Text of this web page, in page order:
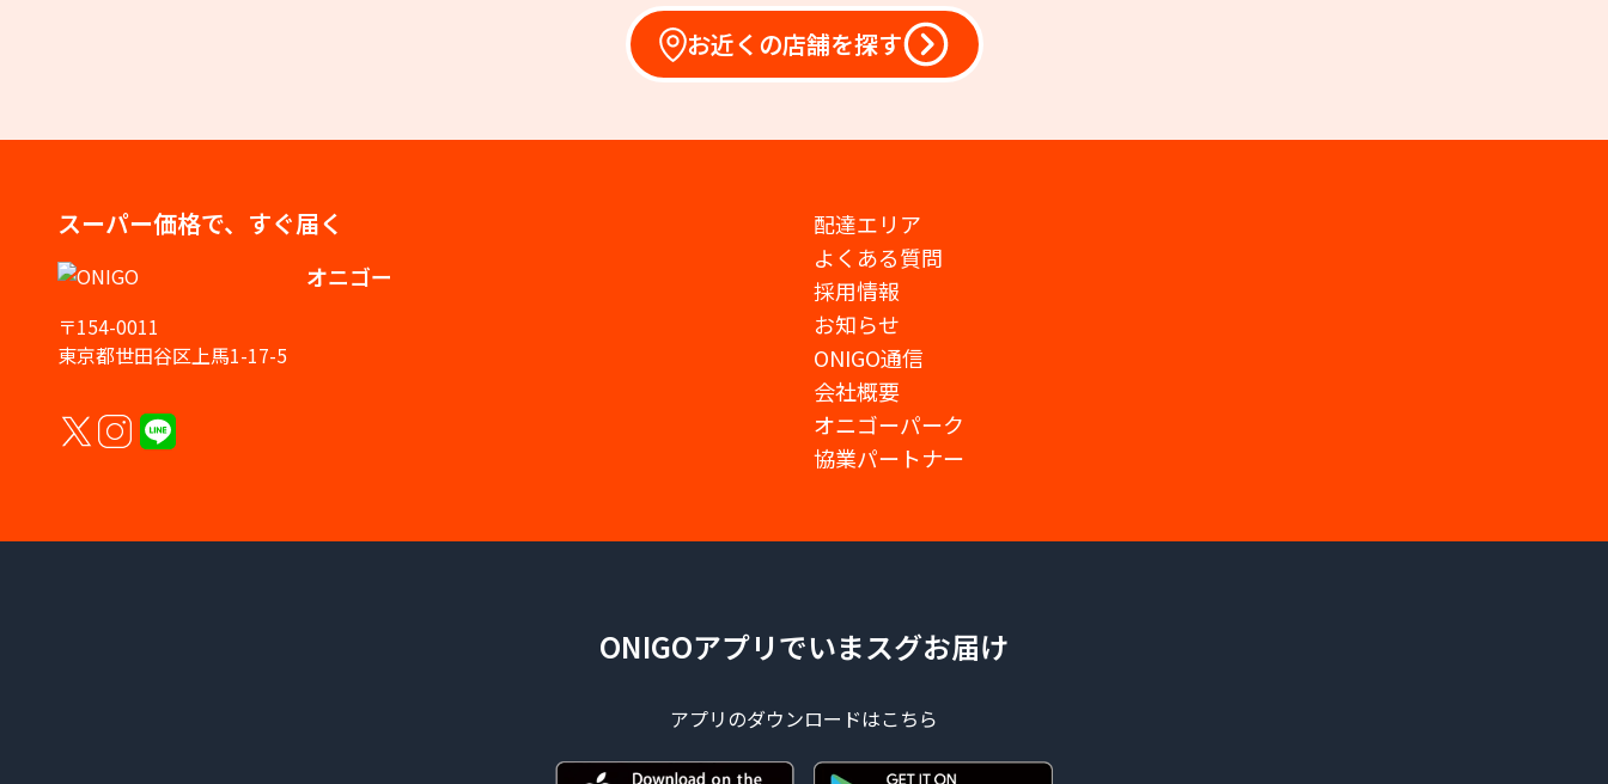
お近くの店舗を探す
スーパー価格で、すぐ届く
オニゴー
〒154-0011
東京都世田谷区上馬1-17-5
配達エリア
よくある質問
採用情報
お知らせ
ONIGO通信
会社概要
オニゴーパーク
協業パートナー
ONIGOアプリでいまスグお届け
アプリのダウンロードはこちら